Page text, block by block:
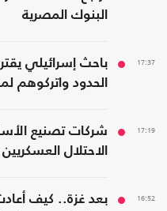
البنوك المصرية
17:37
باحث إسرائيلي
الحدود واتركوهم
17:19
شركات تصنيع
الاحتلال
16:52
بعد غزة.. كيف